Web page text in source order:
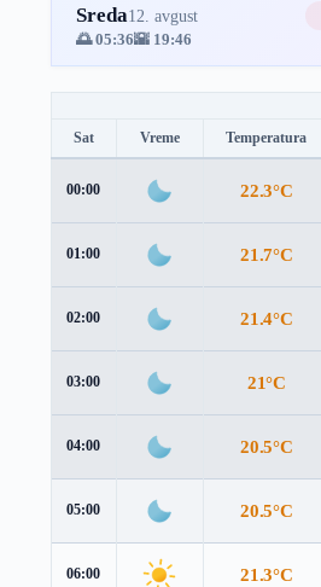
Sreda12. avgust
🌅 05:36🌇 19:46
Sat Vreme Temperatura
00:00 22.3°C
01:00 21.7°C
02:00 21.4°C
03:00 21°C
04:00 20.5°C
05:00 20.5°C
06:00 21.3°C